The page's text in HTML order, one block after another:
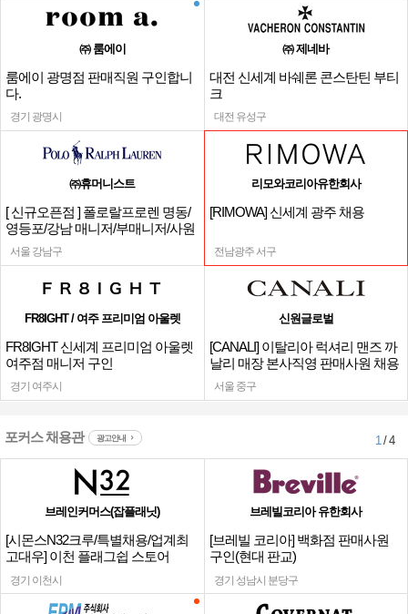
㈜ 룸에이
룸에이 광명점 판매직원 구인합니
다.
경기 광명시
㈜ 제네바
대전 신세계 바쉐론 콘스탄틴 부티
크
대전 유성구
㈜휴머니스트
[ 신규오픈점 ] 폴로랄프로렌 명동/
영등포/강남 매니저/부매니저/사원
서울 강남구
리모와코리아유한회사
[RIMOWA] 신세계 광주 채용
전남광주 서구
FR8IGHT / 여주 프리미엄 아울렛
FR8IGHT 신세계 프리미엄 아울렛
여주점 매니저 구인
경기 여주시
신원글로벌
[CANALI] 이탈리아 럭셔리 맨즈 까
날리 매장 본사직영 판매사원 채용
서울 중구
포커스 채용관 광고안내 1/ 4
브레인커머스(잡플래닛)
[시몬스N32크루/특별채용/업계최
고대우] 이천 플래그쉽 스토어
경기 이천시
브레빌코리아 유한회사
[브레빌 코리아] 백화점 판매사원
구인(현대 판교)
경기 성남시 분당구